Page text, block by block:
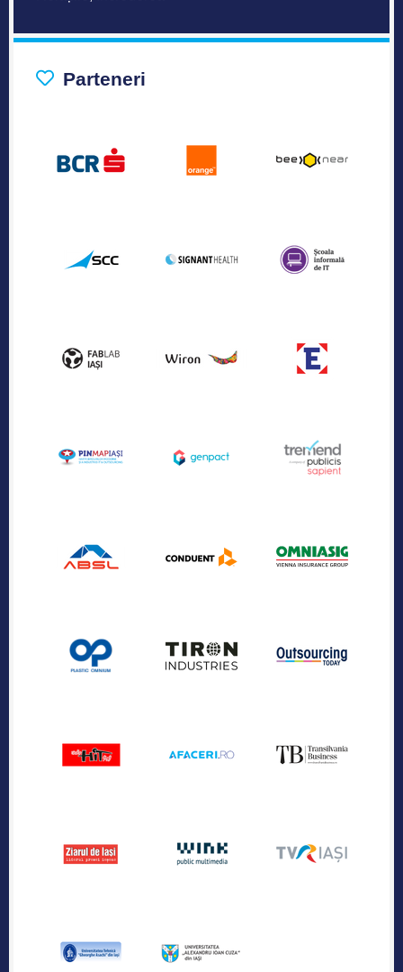
Parteneri